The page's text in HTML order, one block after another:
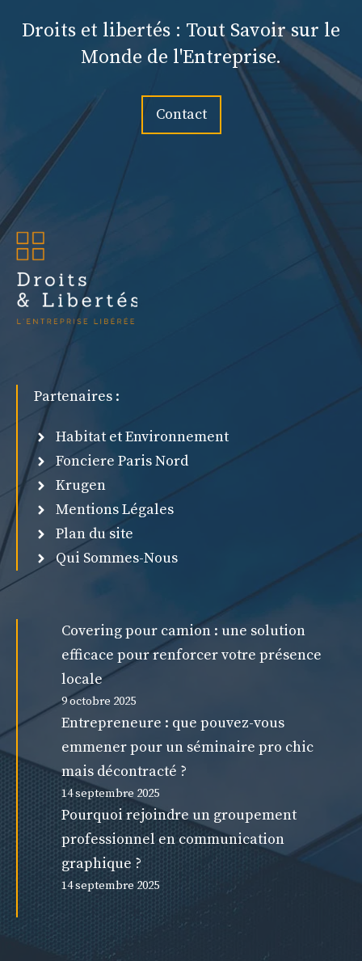
Droits et libertés : Tout Savoir sur le
Monde de l'Entreprise.
Contact
Partenaires :
Habitat et Environnement
Fonciere Paris Nord
Krugen
Mentions Légales
Plan du site
Qui Sommes-Nous
Covering pour camion : une solution
efficace pour renforcer votre présence
locale
9 octobre 2025
Entrepreneure : que pouvez-vous
emmener pour un séminaire pro chic
mais décontracté ?
14 septembre 2025
Pourquoi rejoindre un groupement
professionnel en communication
graphique ?
14 septembre 2025